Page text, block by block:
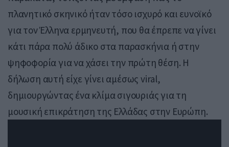
πλανητικό σκηνικό ήταν τόσο ισχυρό και ευνοϊκό
για τον Έλληνα ερμηνευτή, που θα έπρεπε να γίνει
κάτι πάρα πολύ άδικο στα παρασκήνια ή στην
ψηφοφορία για να χάσει την πρώτη θέση. Η
δήλωση αυτή είχε γίνει αμέσως viral,
δημιουργώντας ένα κλίμα σιγουριάς για τη
μουσική επικράτηση της Ελλάδας στην Ευρώπη.